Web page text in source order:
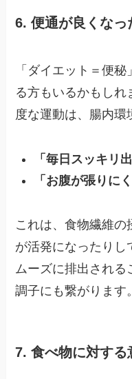
6. 便通が良くなっ
「ダイエット＝便
る方もいるかもしれ
度な運動は、腸内環
「毎日スッキリ
「お腹が張りに
これは、食物繊維の
が活発になったりし
ムーズに排出される
調子にも繋がります。
7. 食べ物に対する